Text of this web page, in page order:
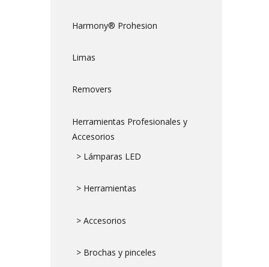
Harmony® Prohesion
Limas
Removers
Herramientas Profesionales y
Accesorios
> Lámparas LED
> Herramientas
> Accesorios
> Brochas y pinceles